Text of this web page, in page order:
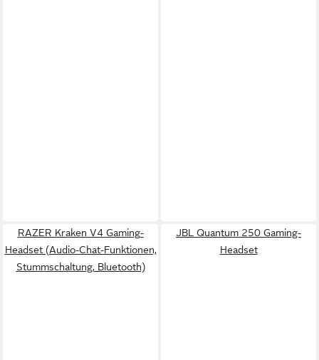
RAZER Kraken V4 Gaming-
Headset (Audio-Chat-Funktionen,
Stummschaltung, Bluetooth)
JBL Quantum 250 Gaming-
Headset